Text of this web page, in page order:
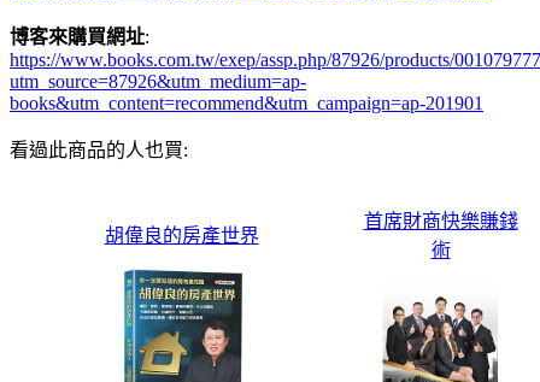
博客來購買網址:
https://www.books.com.tw/exep/assp.php/87926/products/
utm_source=87926&utm_medium=ap-
books&utm_content=recommend&utm_campaign=ap-201901
看過此商品的人也買:
胡偉良的房產世界
首席財商快樂賺錢
術